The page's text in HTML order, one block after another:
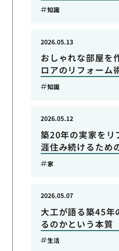
知識
おしゃれな部屋を
ロアのリフォーム
2026.05.13
知識
築20年の実家をリ
涯住み続けるため
2026.05.12
家
大工が語る築45年
るのかという本質
2026.05.07
生活